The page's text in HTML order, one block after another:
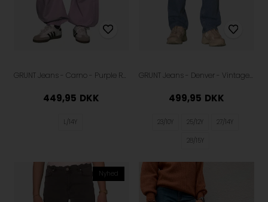
GRUNT Jeans - Carno - Purple Rose
449,95 DKK
L/14Y
GRUNT Jeans - Denver - Vintage Blue
499,95 DKK
23/10Y 25/12Y 27/14Y
28/15Y
Nyhed